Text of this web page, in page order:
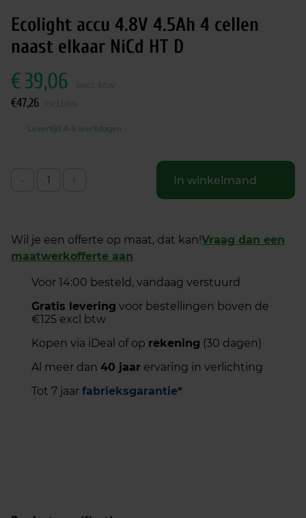
Ecolight accu 4.8V 4.5Ah 4 cellen
naast elkaar NiCd HT D
€39,06
€47,26
Levertijd 4-6 werkdagen
In winkelmand
Wil je een offerte op maat, dat kan!Vraag dan een
maatwerkofferte aan
Voor 14:00 besteld, vandaag verstuurd
Gratis levering voor bestellingen boven de
€125 excl btw
Kopen via iDeal of op rekening (30 dagen)
Al meer dan 40 jaar ervaring in verlichting
Tot 7 jaar fabrieksgarantie*